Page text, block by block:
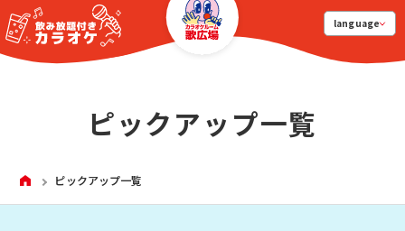
language
ピックアップ一覧
HOMEピックアップ一覧